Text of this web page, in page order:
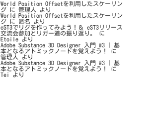
World Position Offsetを利用したスケーリン
グ に 管理人
より
World Position Offsetを利用したスケーリン
グ に 匿名 より
eST3でリグを作ってみよう！＆ eST3リリース
交流会参加とリガー道の振り返り。
に
Etoile より
Adobe Substance 3D Designer 入門 #3 | 基
本となるアトミックノードを覚えよう！
に
管理人
より
Adobe Substance 3D Designer 入門 #3 | 基
本となるアトミックノードを覚えよう！
に
Tei
より